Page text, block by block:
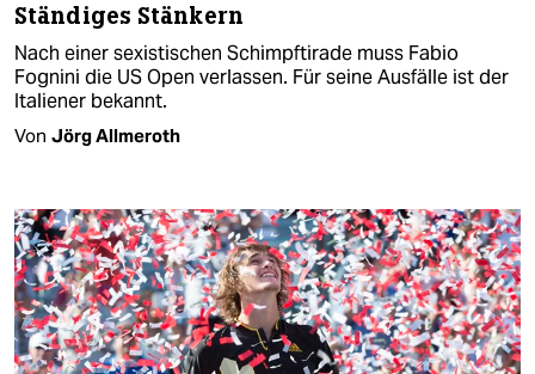
Ständiges Stänkern
Nach einer sexistischen Schimpftirade muss Fabio
Fognini die US Open verlassen. Für seine Ausfälle ist der
Italiener bekannt.
Von Jörg Allmeroth